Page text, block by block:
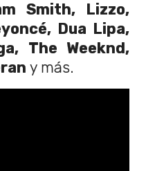
Smith, Lizzo,
Dua Lipa,
The Weeknd,
y más.